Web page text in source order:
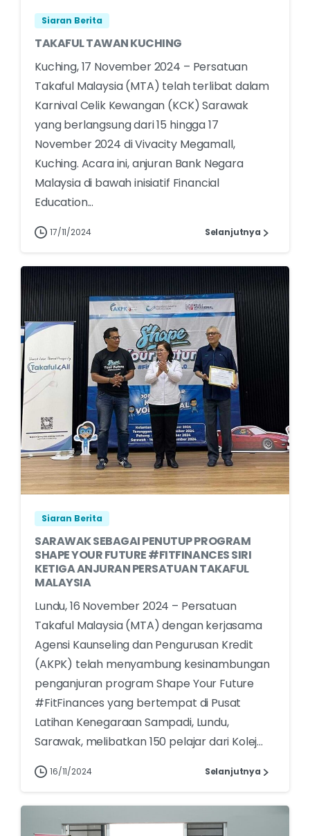
Siaran Berita
TAKAFUL TAWAN KUCHING
Kuching, 17 November 2024 – Persatuan
Takaful Malaysia (MTA) telah terlibat dalam
Karnival Celik Kewangan (KCK) Sarawak
yang berlangsung dari 15 hingga 17
November 2024 di Vivacity Megamall,
Kuching. Acara ini, anjuran Bank Negara
Malaysia di bawah inisiatif Financial
Education...
17/11/2024 Selanjutnya
Siaran Berita
SARAWAK SEBAGAI PENUTUP PROGRAM
SHAPE YOUR FUTURE #FITFINANCES SIRI
KETIGA ANJURAN PERSATUAN TAKAFUL
MALAYSIA
Lundu, 16 November 2024 – Persatuan
Takaful Malaysia (MTA) dengan kerjasama
Agensi Kaunseling dan Pengurusan Kredit
(AKPK) telah menyambung kesinambungan
penganjuran program Shape Your Future
#FitFinances yang bertempat di Pusat
Latihan Kenegaraan Sampadi, Lundu,
Sarawak, melibatkan 150 pelajar dari Kolej...
16/11/2024 Selanjutnya